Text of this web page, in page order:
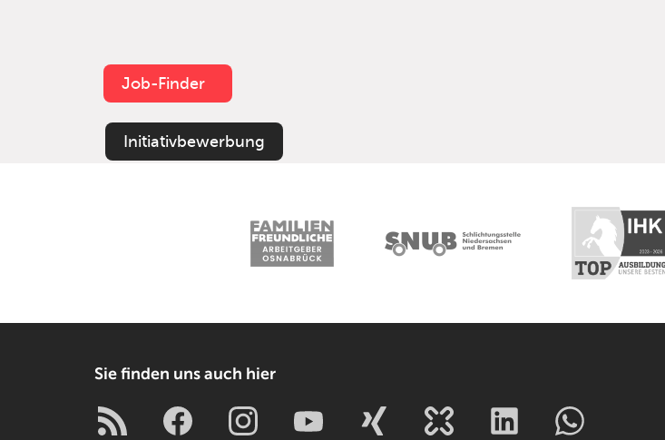
Job-Finder
Initiativbewerbung
Sie finden uns auch hier